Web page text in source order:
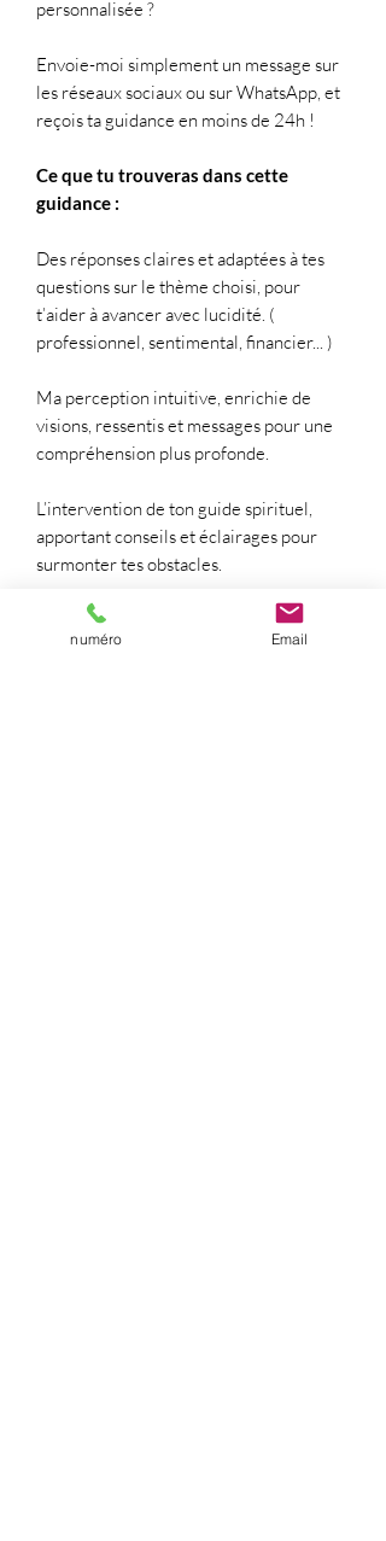
personnalisée ?
Envoie-moi simplement un message sur
les réseaux sociaux ou sur WhatsApp, et
reçois ta guidance en moins de 24h !
Ce que tu trouveras dans cette
guidance :
Des réponses claires et adaptées à tes
questions sur le thème choisi, pour
t’aider à avancer avec lucidité. (
professionnel, sentimental, financier... )
Ma perception intuitive, enrichie de
visions, ressentis et messages pour une
compréhension plus profonde.
L’intervention de ton guide spirituel,
apportant conseils et éclairages pour
surmonter tes obstacles.
⛔ Sujets exclus : santé et contact avec les
défunts.numéro Email